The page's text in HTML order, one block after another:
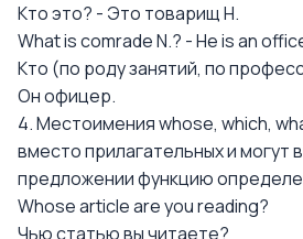
Кто это? - Это товарищ Н.
What is comrade N.? - He is an
Кто (по роду занятий, по
Он офицер.
4. Местоимения whose, which,
вместо прилагательных и могут
предложении функцию
Whose article are you reading?
Чью статью вы читаете?